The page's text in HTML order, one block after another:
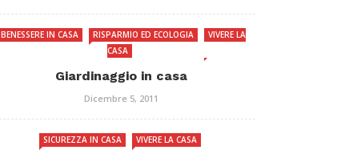
BENESSERE IN CASA RISPARMIO ED ECOLOGIA
VIVERE LA
CASA
Giardinaggio in casa
Dicembre 5, 2011
SICUREZZA IN CASA VIVERE LA CASA